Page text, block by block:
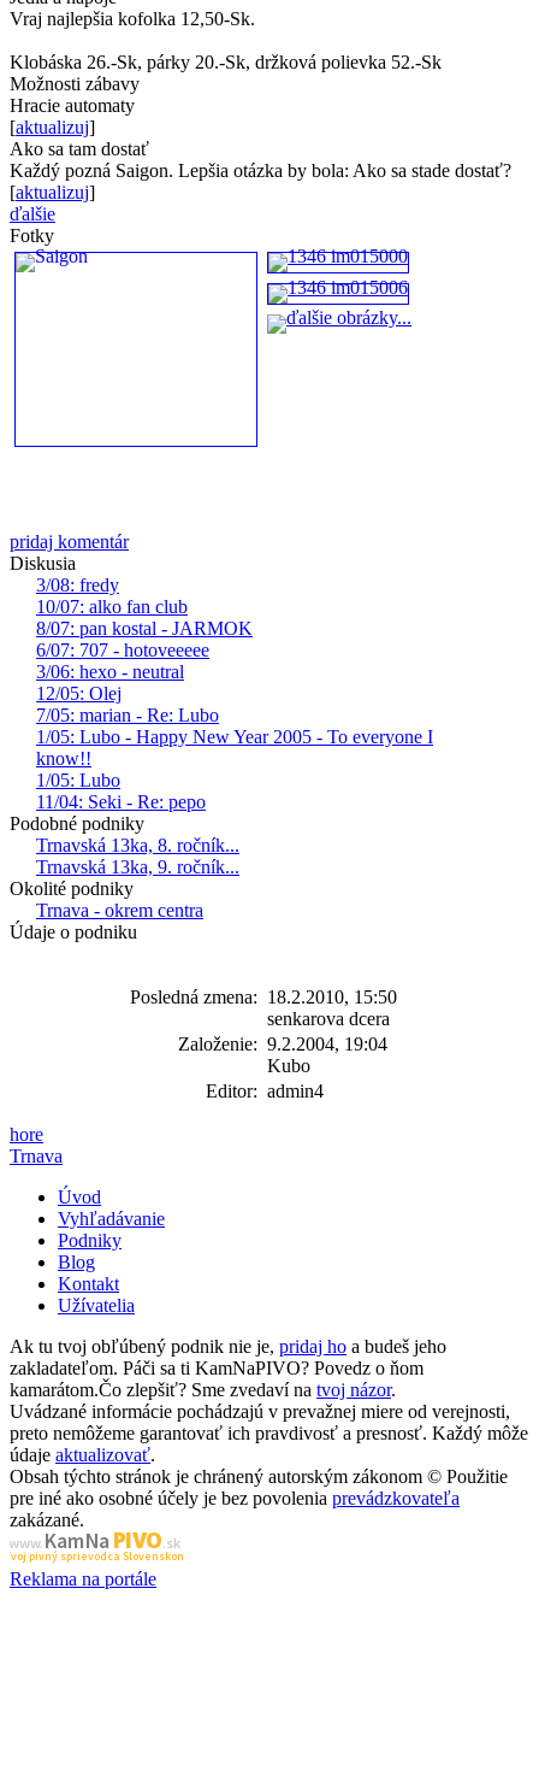
Vraj najlepšia kofolka 12,50-Sk.
Klobáska 26.-Sk, párky 20.-Sk, držková polievka 52.-Sk
Možnosti zábavy
Hracie automaty
[aktualizuj]
Ako sa tam dostať
Každý pozná Saigon. Lepšia otázka by bola: Ako sa stade dostať?
[aktualizuj]
ďalšie
Fotky
pridaj komentár
Diskusia
3/08: fredy
10/07: alko fan club
8/07: pan kostal - JARMOK
6/07: 707 - hotoveeeee
3/06: hexo - neutral
12/05: Olej
7/05: marian - Re: Lubo
1/05: Lubo - Happy New Year 2005 - To everyone I
know!!
1/05: Lubo
11/04: Seki - Re: pepo
Podobné podniky
Trnavská 13ka, 8. ročník...
Trnavská 13ka, 9. ročník...
Okolité podniky
Trnava - okrem centra
Údaje o podniku
Posledná zmena: 18.2.2010, 15:50
senkarova dcera
Založenie: 9.2.2004, 19:04
Kubo
Editor: admin4
hore
Trnava
Úvod
Vyhľadávanie
Podniky
Blog
Kontakt
Užívatelia
Ak tu tvoj obľúbený podnik nie je, pridaj ho a budeš jeho
zakladateľom. Páči sa ti KamNaPIVO? Povedz o ňom
kamarátom.Čo zlepšiť? Sme zvedaví na tvoj názor.
Uvádzané informácie pochádzajú v prevažnej miere od verejnosti,
preto nemôžeme garantovať ich pravdivosť a presnosť. Každý môže
údaje aktualizovať.
Obsah týchto stránok je chránený autorským zákonom © Použitie
pre iné ako osobné účely je bez povolenia prevádzkovateľa
zakázané.
www.Kam Na PIVO.sk
Tvoj pivný sprievodca Slovenskom
Reklama na portále